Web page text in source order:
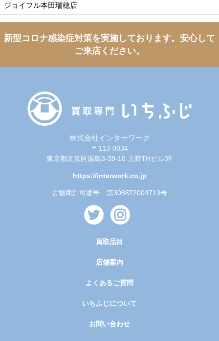
ジョイフル本田瑞穂店
新型コロナ感染症対策を実施しております。 安心して
ご来店ください。
株式会社インターワーク
〒113-0034
東京都文京区湯島3-39-10 上野THビル3F
https://interwork.co.jp
古物商許可番号 第308872004713号
買取品目
店舗案内
よくあるご質問
いちふじについて
お問い合わせ